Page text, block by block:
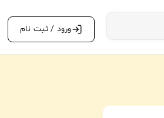
ورود / ثبت نام